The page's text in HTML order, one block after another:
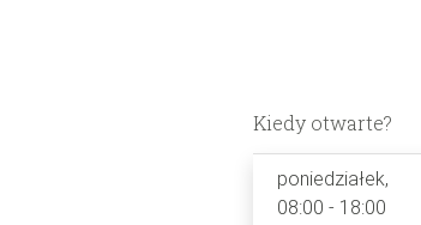
Kiedy otwarte?
poniedziałek,
08:00 - 18:00